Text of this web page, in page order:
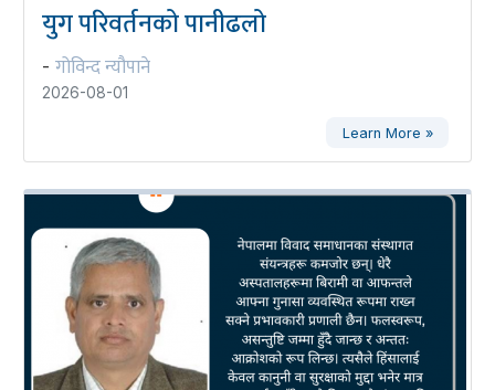
युग परिवर्तनको पानीढलो
- गोविन्द न्यौपाने
2026-08-01
Learn More »